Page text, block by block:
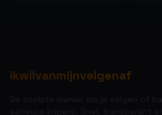
ikwilvanmijnvelgenaf